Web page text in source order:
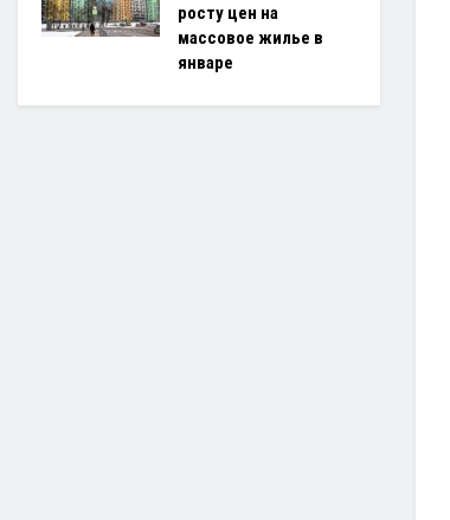
росту цен на
массовое жилье в
январе